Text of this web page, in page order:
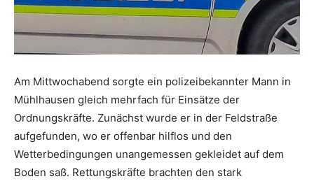
Am Mittwochabend sorgte ein polizeibekannter Mann in
Mühlhausen gleich mehrfach für Einsätze der
Ordnungskräfte. Zunächst wurde er in der Feldstraße
aufgefunden, wo er offenbar hilflos und den
Wetterbedingungen unangemessen gekleidet auf dem
Boden saß. Rettungskräfte brachten den stark